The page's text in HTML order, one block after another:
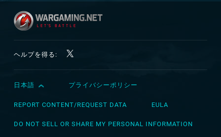
ヘルプを得る:
English
Čeština
日本語 プライバシーポリシー
REPORT CONTENT/REQUEST DATA EULA
DO NOT SELL OR SHARE MY PERSONAL INFORMATION